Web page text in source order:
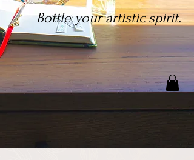
Bottle your artistic spirit.